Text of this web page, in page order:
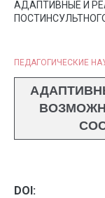
АДАПТИВНЫЕ И
ПЕДАГОГИЧЕСКИЕ
DOI: